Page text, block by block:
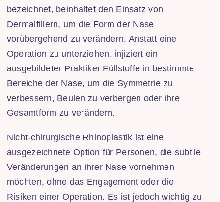
bezeichnet, beinhaltet den Einsatz von
Dermalfillern, um die Form der Nase
vorübergehend zu verändern. Anstatt eine
Operation zu unterziehen, injiziert ein
ausgebildeter Praktiker Füllstoffe in bestimmte
Bereiche der Nase, um die Symmetrie zu
verbessern, Beulen zu verbergen oder ihre
Gesamtform zu verändern.
Nicht-chirurgische Rhinoplastik ist eine
ausgezeichnete Option für Personen, die subtile
Veränderungen an ihrer Nase vornehmen
möchten, ohne das Engagement oder die
Risiken einer Operation. Es ist jedoch wichtig zu